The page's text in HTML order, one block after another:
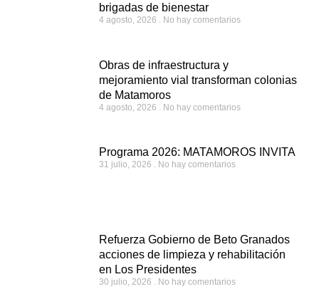
brigadas de bienestar
4 agosto, 2026 No hay comentarios
Obras de infraestructura y
mejoramiento vial transforman colonias
de Matamoros
4 agosto, 2026 No hay comentarios
Programa 2026: MATAMOROS INVITA
31 julio, 2026 No hay comentarios
Refuerza Gobierno de Beto Granados
acciones de limpieza y rehabilitación
en Los Presidentes
30 julio, 2026 No hay comentarios